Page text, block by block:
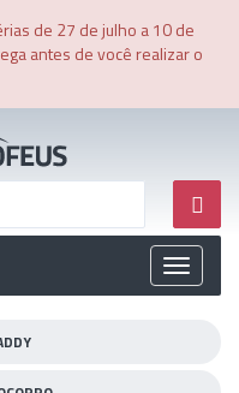
de 27 de julho a 10 de
antes de você realizar o
Toggle